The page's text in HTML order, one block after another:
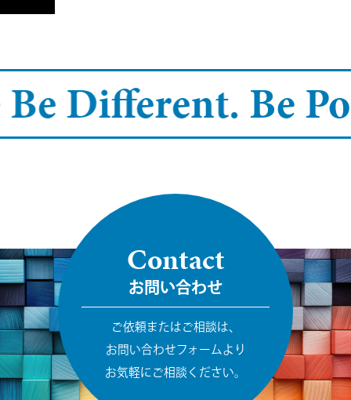
Different. Be
Contact
お問い合わせ
ご依頼またはご相談は、
お問い合わせフォームより
お気軽にご相談ください。